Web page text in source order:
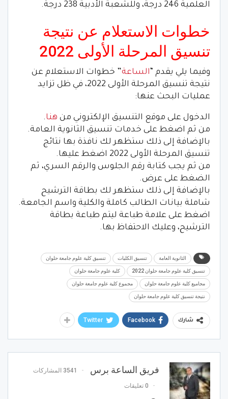
العلمية 246 درجة، وللشعبة الأدبية 238 درجة.
خطوات الاستعلام عن نتيجة
تنسيق المرحلة الأولى 2022
وفيما يلي يقدم “الساعة” خطوات الاستعلام عن
نتيجة تنسيق المرحلة الأولى 2022، في ظل تزايد
عمليات البحث عنها:
الدخول على موقع التنسيق الإلكتروني من هنا.
من ثم اضغط على خدمات تنسيق الثانوية العامة.
بالإضافة إلى ذلك ستظهر لك نافذة بها نتائج
تنسيق المرحلة الأولى 2022 اضغط عليها.
من ثم يجب كتابة رقم الجلوس والرقم السري، ثم
الضغط على عرض.
بالإضافة إلى ذلك ستظهر لك بطاقة الترشيح
شاملة بيانات الطالب كاملة والكلية واسم الجامعة.
اضغط على علامة طباعة ليتم طباعة بطاقة
الترشيح، وعليك الاحتفاظ بها.
الثانوية العامة تنسيق الكليات تنسيق كلية علوم جامعة حلوان
تنسيق كلية علوم جامعة حلوان 2022 كلية علوم جامعة حلوان
مجاميع كلية علوم جامعة حلوان مجموع كلية علوم جامعة حلوان
نتيجة تنسيق كلية علوم جامعة حلوان
شارك Facebook
Twitter
فريق الساعة برس 3541 المشاركات
0 تعليقات